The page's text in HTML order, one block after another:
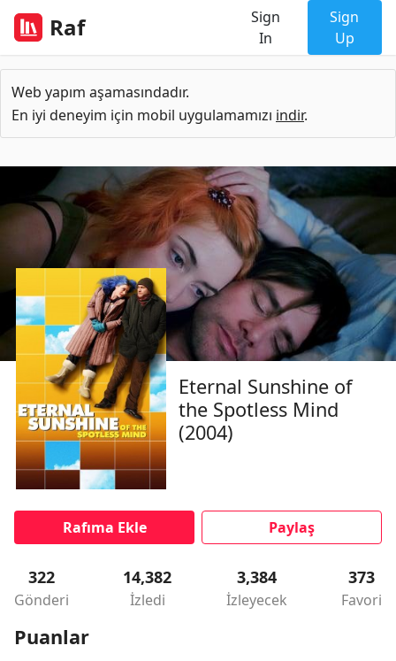
Raf
Sign
In
Sign
Up
Web yapım aşamasındadır.
En iyi deneyim için mobil uygulamamızı indir.
Eternal Sunshine of
the Spotless Mind
(2004)
Rafıma Ekle Paylaş
322
Gönderi
14,382
İzledi
3,384
İzleyecek
373
Favori
Puanlar